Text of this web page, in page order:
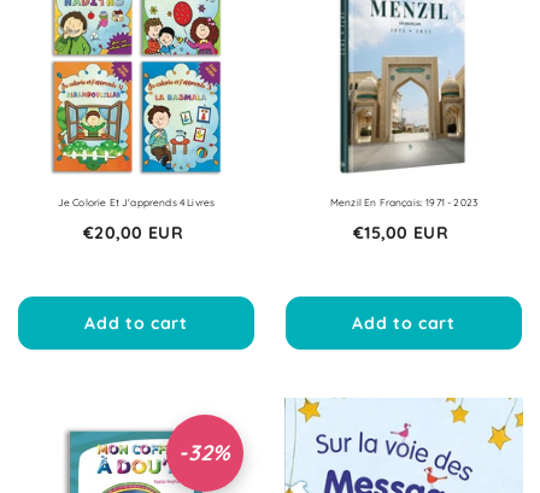
Je Colorie Et J'apprends 4 Livres
€20,00 EUR
Add to cart
Menzil En Français: 1971 - 2023
€15,00 EUR
Add to cart
-32%